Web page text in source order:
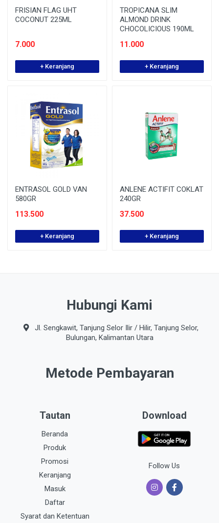
FRISIAN FLAG UHT
COCONUT 225ML
7.000
+ Keranjang
TROPICANA SLIM
ALMOND DRINK
CHOCOLICIOUS 190ML
11.000
+ Keranjang
ENTRASOL GOLD VAN
580GR
113.500
+ Keranjang
ANLENE ACTIFIT COKLAT
240GR
37.500
+ Keranjang
Hubungi Kami
Jl. Sengkawit, Tanjung Selor Ilir / Hilir, Tanjung Selor,
Bulungan, Kalimantan Utara
Metode Pembayaran
Tautan
Beranda
Produk
Promosi
Keranjang
Masuk
Daftar
Syarat dan Ketentuan
Download
Follow Us